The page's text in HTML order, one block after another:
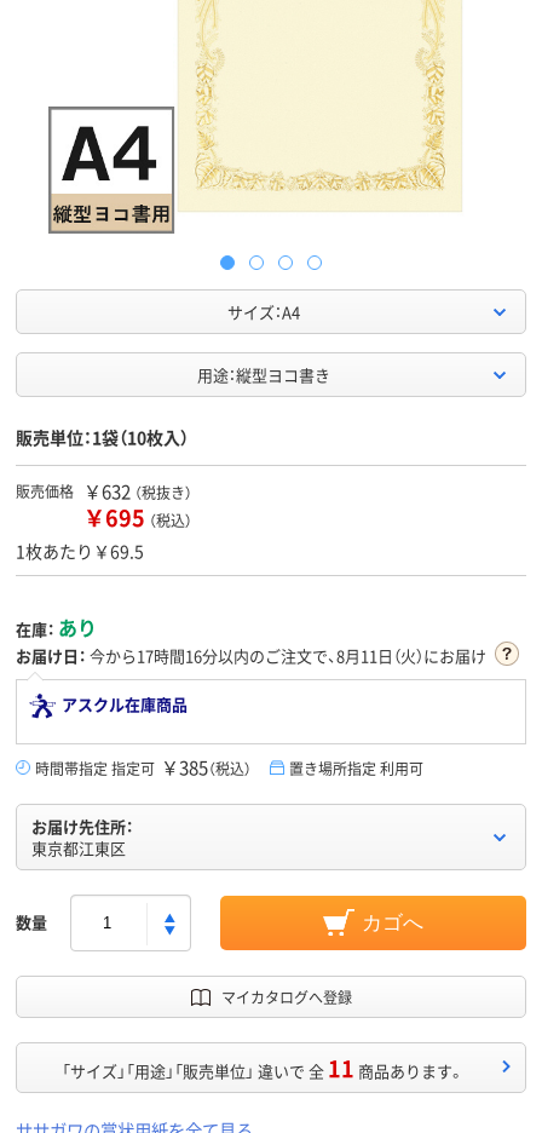
サイズ：A4
用途：縦型ヨコ書き
販売単位：1袋（10枚入）
販売価格 ￥632 （税抜き）
￥695 （税込）
1枚あたり￥69.5
在庫： あり
お届け日： 今から17時間15分以内のご注文で、8月11日（火）にお届け
アスクル在庫商品
時間帯指定 指定可 ￥385（税込） 置き場所指定 利用可
お届け先住所：
東京都江東区
数量 カゴへ
マイカタログへ登録
「サイズ」「用途」「販売単位」 違いで 全 11 商品あります。